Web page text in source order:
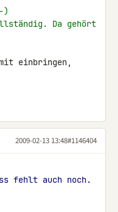
)
Da gehört
einbringen,
2009-02-13 13:48#1146404
fehlt auch noch.